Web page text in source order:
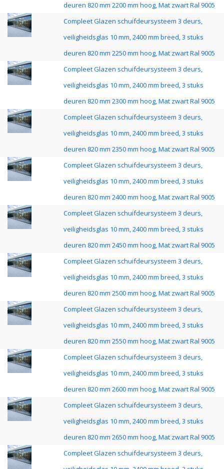
deuren 820 mm 2200 mm hoog, Mat zwart Ral 9005
Compleet Glazen schuifdeursysteem 3 deurs,
veiligheidsglas 10 mm, 2400 mm breed, 3 stuks
deuren 820 mm 2250 mm hoog, Mat zwart Ral 9005
Compleet Glazen schuifdeursysteem 3 deurs,
veiligheidsglas 10 mm, 2400 mm breed, 3 stuks
deuren 820 mm 2300 mm hoog, Mat zwart Ral 9005
Compleet Glazen schuifdeursysteem 3 deurs,
veiligheidsglas 10 mm, 2400 mm breed, 3 stuks
deuren 820 mm 2350 mm hoog, Mat zwart Ral 9005
Compleet Glazen schuifdeursysteem 3 deurs,
veiligheidsglas 10 mm, 2400 mm breed, 3 stuks
deuren 820 mm 2400 mm hoog, Mat zwart Ral 9005
Compleet Glazen schuifdeursysteem 3 deurs,
veiligheidsglas 10 mm, 2400 mm breed, 3 stuks
deuren 820 mm 2450 mm hoog, Mat zwart Ral 9005
Compleet Glazen schuifdeursysteem 3 deurs,
veiligheidsglas 10 mm, 2400 mm breed, 3 stuks
deuren 820 mm 2500 mm hoog, Mat zwart Ral 9005
Compleet Glazen schuifdeursysteem 3 deurs,
veiligheidsglas 10 mm, 2400 mm breed, 3 stuks
deuren 820 mm 2550 mm hoog, Mat zwart Ral 9005
Compleet Glazen schuifdeursysteem 3 deurs,
veiligheidsglas 10 mm, 2400 mm breed, 3 stuks
deuren 820 mm 2600 mm hoog, Mat zwart Ral 9005
Compleet Glazen schuifdeursysteem 3 deurs,
veiligheidsglas 10 mm, 2400 mm breed, 3 stuks
deuren 820 mm 2650 mm hoog, Mat zwart Ral 9005
Compleet Glazen schuifdeursysteem 3 deurs,